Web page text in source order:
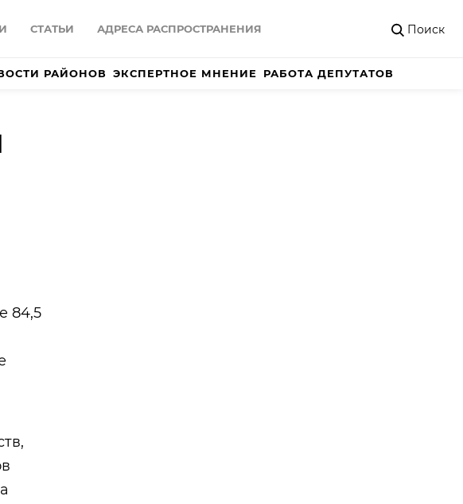
СТАТЬИ АДРЕСА РАСПРОСТРАНЕНИЯ Поиск
РАЙОНОВ ЭКСПЕРТНОЕ МНЕНИЕ РАБОТА ДЕПУТАТОВ
84,5